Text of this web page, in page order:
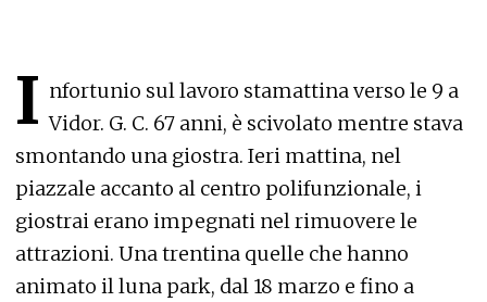
I nfortunio sul lavoro stamattina verso le 9 a
Vidor. G. C. 67 anni, è scivolato mentre stava
smontando una giostra. Ieri mattina, nel
piazzale accanto al centro polifunzionale, i
giostrai erano impegnati nel rimuovere le
attrazioni. Una trentina quelle che hanno
animato il luna park, dal 18 marzo e fino a